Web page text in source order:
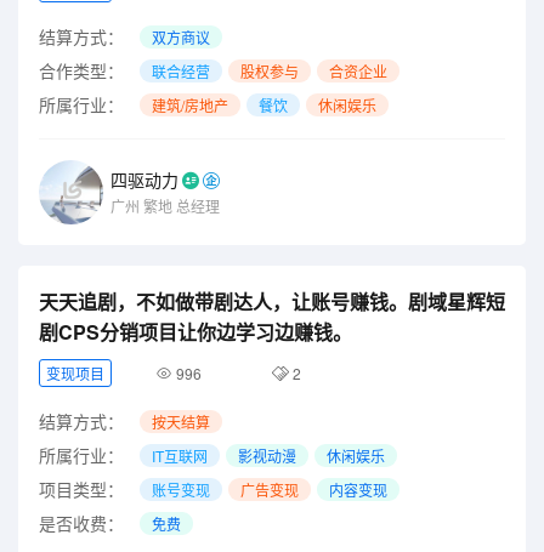
结算方式： 双方商议
合作类型： 联合经营 股权参与 合资企业
所属行业： 建筑/房地产 餐饮 休闲娱乐
四驱动力
广州 繁地 总经理
天天追剧，不如做带剧达人，让账号赚钱。剧域星辉短
剧CPS分销项目让你边学习边赚钱。
变现项目 996 2
结算方式： 按天结算
所属行业： IT互联网 影视动漫 休闲娱乐
项目类型： 账号变现 广告变现 内容变现
是否收费： 免费